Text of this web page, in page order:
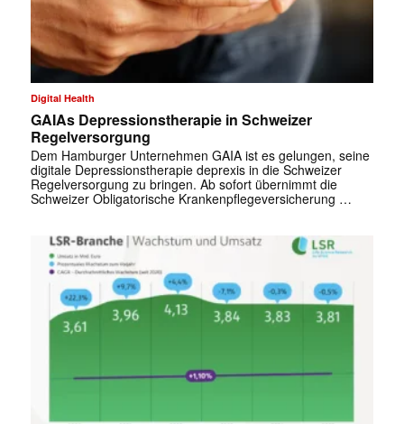
Digital Health
GAIAs Depressionstherapie in Schweizer
Regelversorgung
Dem Hamburger Unternehmen GAIA ist es gelungen, seine
digitale Depressionstherapie deprexis in die Schweizer
Regelversorgung zu bringen. Ab sofort übernimmt die
Schweizer Obligatorische Krankenpflegeversicherung …